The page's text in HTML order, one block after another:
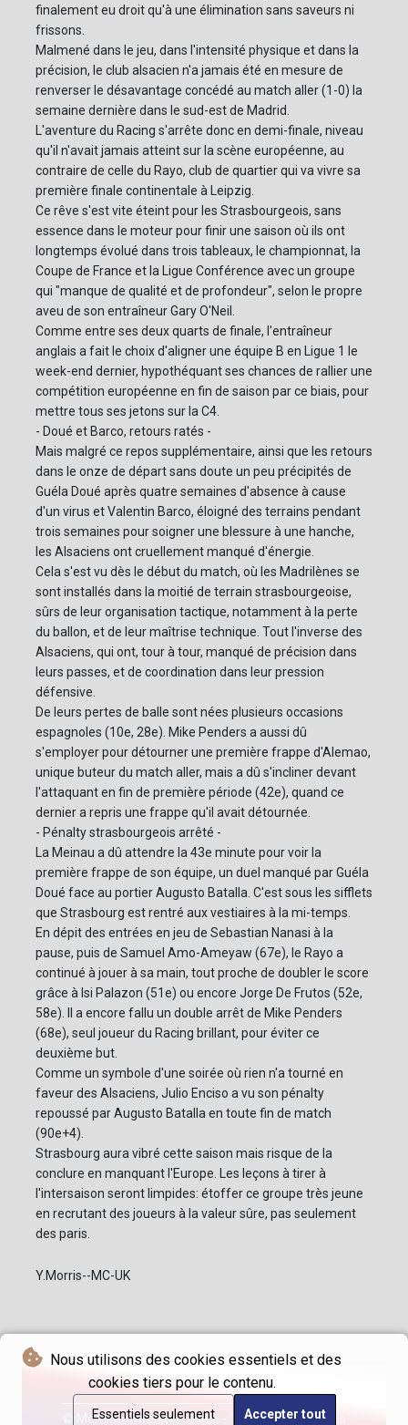
Nous utilisons des cookies essentiels et des
cookies tiers pour le contenu.
Essentiels seulement Accepter tout
finalement eu droit qu'à une élimination sans saveurs ni
frissons.
Malmené dans le jeu, dans l'intensité physique et dans la
précision, le club alsacien n'a jamais été en mesure de
renverser le désavantage concédé au match aller (1-0) la
semaine dernière dans le sud-est de Madrid.
L'aventure du Racing s'arrête donc en demi-finale, niveau
qu'il n'avait jamais atteint sur la scène européenne, au
contraire de celle du Rayo, club de quartier qui va vivre sa
première finale continentale à Leipzig.
Ce rêve s'est vite éteint pour les Strasbourgeois, sans
essence dans le moteur pour finir une saison où ils ont
longtemps évolué dans trois tableaux, le championnat, la
Coupe de France et la Ligue Conférence avec un groupe
qui "manque de qualité et de profondeur", selon le propre
aveu de son entraîneur Gary O'Neil.
Comme entre ses deux quarts de finale, l'entraîneur
anglais a fait le choix d'aligner une équipe B en Ligue 1 le
week-end dernier, hypothéquant ses chances de rallier une
compétition européenne en fin de saison par ce biais, pour
mettre tous ses jetons sur la C4.
- Doué et Barco, retours ratés -
Mais malgré ce repos supplémentaire, ainsi que les retours
dans le onze de départ sans doute un peu précipités de
Guéla Doué après quatre semaines d'absence à cause
d'un virus et Valentin Barco, éloigné des terrains pendant
trois semaines pour soigner une blessure à une hanche,
les Alsaciens ont cruellement manqué d'énergie.
Cela s'est vu dès le début du match, où les Madrilènes se
sont installés dans la moitié de terrain strasbourgeoise,
sûrs de leur organisation tactique, notamment à la perte
du ballon, et de leur maîtrise technique. Tout l'inverse des
Alsaciens, qui ont, tour à tour, manqué de précision dans
leurs passes, et de coordination dans leur pression
défensive.
De leurs pertes de balle sont nées plusieurs occasions
espagnoles (10e, 28e). Mike Penders a aussi dû
s'employer pour détourner une première frappe d'Alemao,
unique buteur du match aller, mais a dû s'incliner devant
l'attaquant en fin de première période (42e), quand ce
dernier a repris une frappe qu'il avait détournée.
- Pénalty strasbourgeois arrêté -
La Meinau a dû attendre la 43e minute pour voir la
première frappe de son équipe, un duel manqué par Guéla
Doué face au portier Augusto Batalla. C'est sous les sifflets
que Strasbourg est rentré aux vestiaires à la mi-temps.
En dépit des entrées en jeu de Sebastian Nanasi à la
pause, puis de Samuel Amo-Ameyaw (67e), le Rayo a
continué à jouer à sa main, tout proche de doubler le score
grâce à Isi Palazon (51e) ou encore Jorge De Frutos (52e,
58e). Il a encore fallu un double arrêt de Mike Penders
(68e), seul joueur du Racing brillant, pour éviter ce
deuxième but.
Comme un symbole d'une soirée où rien n'a tourné en
faveur des Alsaciens, Julio Enciso a vu son pénalty
repoussé par Augusto Batalla en toute fin de match
(90e+4).
Strasbourg aura vibré cette saison mais risque de la
conclure en manquant l'Europe. Les leçons à tirer à
l'intersaison seront limpides: étoffer ce groupe très jeune
en recrutant des joueurs à la valeur sûre, pas seulement
des paris.
Y.Morris--MC-UK
© Morning Chronicle - 2026 - Tous droits réservés